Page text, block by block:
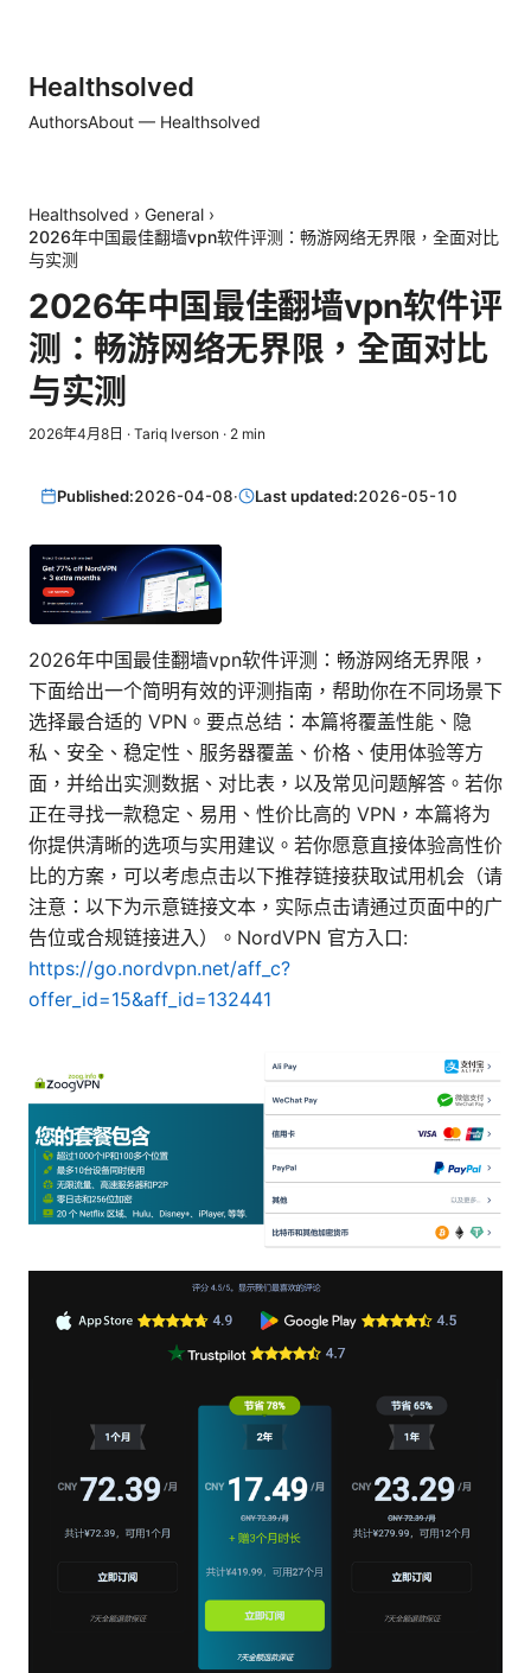
Healthsolved
AuthorsAbout — Healthsolved
Healthsolved › General ›
2026年中国最佳翻墙vpn软件评测：畅游网络无界限，全面对比
与实测
2026年中国最佳翻墙vpn软件评
测：畅游网络无界限，全面对比
与实测
2026年4月8日 · Tariq Iverson · 2 min
Published:2026-04-08· Last updated:2026-05-10
2026年中国最佳翻墙vpn软件评测：畅游网络无界限，
下面给出一个简明有效的评测指南，帮助你在不同场景下
选择最合适的 VPN。要点总结：本篇将覆盖性能、隐
私、安全、稳定性、服务器覆盖、价格、使用体验等方
面，并给出实测数据、对比表，以及常见问题解答。若你
正在寻找一款稳定、易用、性价比高的 VPN，本篇将为
你提供清晰的选项与实用建议。若你愿意直接体验高性价
比的方案，可以考虑点击以下推荐链接获取试用机会（请
注意：以下为示意链接文本，实际点击请通过页面中的广
告位或合规链接进入）。NordVPN 官方入口:
https://go.nordvpn.net/aff_c?
offer_id=15&aff_id=132441